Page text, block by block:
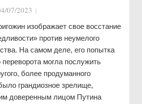
07/2023 |
изображает свое восстание
против неумелого
На самом деле, его попытка
переворота могла послужить
более продуманного
грандиозное зрелище,
доверенным лицом Путина